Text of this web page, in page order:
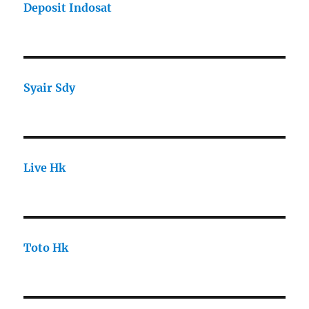
Deposit Indosat
Syair Sdy
Live Hk
Toto Hk